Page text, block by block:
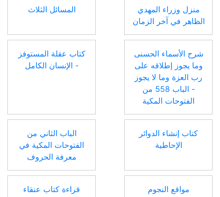
منزل وزراء المهدي
الظاهر في آخر الزمان
المسائل الثلاث
شرح الأسماء الحسنى
وما يجوز إطلاقه على
رب العزة وما لا يجوز
- الباب 558 من
الفتوحات المكية
كتاب عقلة المستوفز
- الإنسان الكامل
كتاب إنشاء الدوائر
الإحاطية
الباب الثاني من
الفتوحات المكية في
معرفة الحروف
مواقع النجوم
قراءة كتاب عنقاء